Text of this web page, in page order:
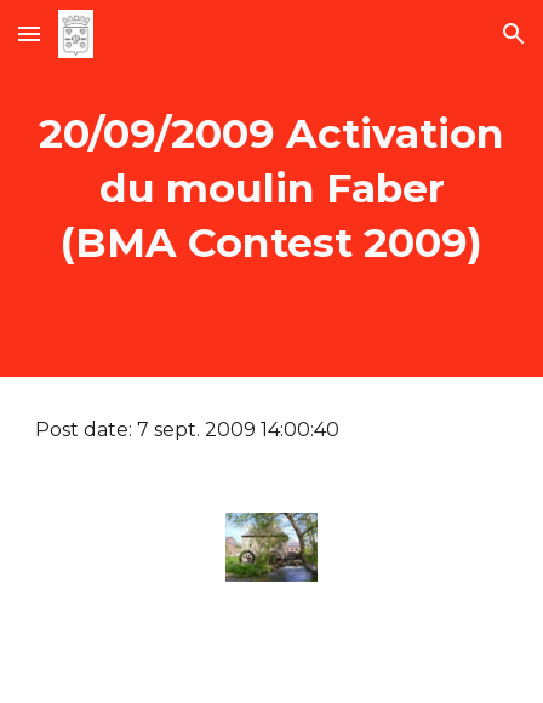
Skip to main content Skip to navigation
20/09/2009 Activation
du moulin Faber
(BMA Contest 2009)
Post date: 7 sept. 2009 14:00:40